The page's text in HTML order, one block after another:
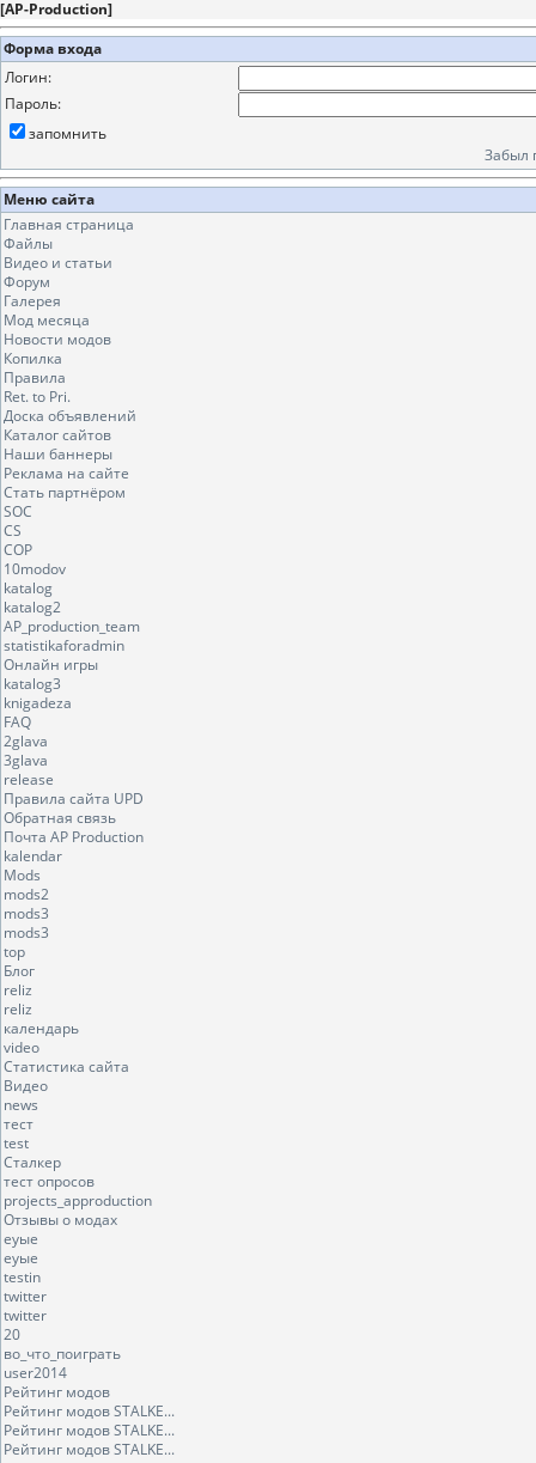
[AP-Production]
Форма входа
Логин:
Пароль:
запомнить
Забыл
Меню сайта
Главная страница
Файлы
Видео и статьи
Форум
Галерея
Мод месяца
Новости модов
Копилка
Правила
Ret. to Pri.
Доска объявлений
Каталог сайтов
Наши баннеры
Реклама на сайте
Стать партнёром
SOC
CS
COP
10modov
katalog
katalog2
AP_production_team
statistikaforadmin
Онлайн игры
katalog3
knigadeza
FAQ
2glava
3glava
release
Правила сайта UPD
Обратная связь
Почта AP Production
kalendar
Mods
mods2
mods3
mods3
top
Блог
reliz
reliz
календарь
video
Статистика сайта
Видео
news
тест
test
Сталкер
тест опросов
projects_approduction
Отзывы о модах
еуые
еуые
testin
twitter
twitter
20
во_что_поиграть
user2014
Рейтинг модов
Рейтинг модов STALKE...
Рейтинг модов STALKE...
Рейтинг модов STALKE...